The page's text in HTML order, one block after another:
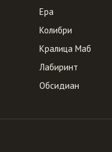
Ера
Колибри
Кралица Маб
Лабиринт
Обсидиан